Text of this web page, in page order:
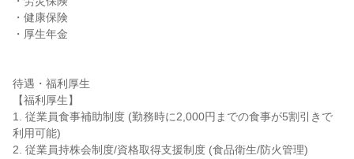
・健康保険
・厚生年金
待遇・福利厚生
【福利厚生】
1. 従業員食事補助制度 (勤務時に2,000円までの食事が5割引きで
利用可能)
2. 従業員持株会制度/資格取得支援制度 (食品衛生/防火管理)